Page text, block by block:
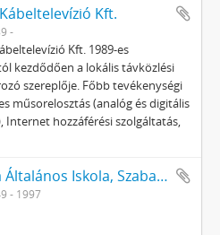
Kft.
-
Kft. 1989-es
kezdődően a lokális távközlési
szereplője. Főbb tevékenységi
műsorelosztás (analóg és digitális
Internet hozzáférési szolgáltatás,
József Attila Általános Iskola, Szabadhegy
- 1997